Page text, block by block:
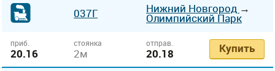
037Г Нижний Новгород →
Олимпийский Парк
приб.
20.16
стоянка
2м
отправ.
20.18 Купить